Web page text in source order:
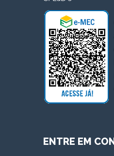
ENTRE EM